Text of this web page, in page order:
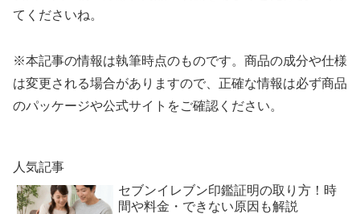
てくださいね。
※本記事の情報は執筆時点のものです。商品の成分や仕様
は変更される場合がありますので、正確な情報は必ず商品
のパッケージや公式サイトをご確認ください。
人気記事
セブンイレブン印鑑証明の取り方！時
間や料金・できない原因も解説